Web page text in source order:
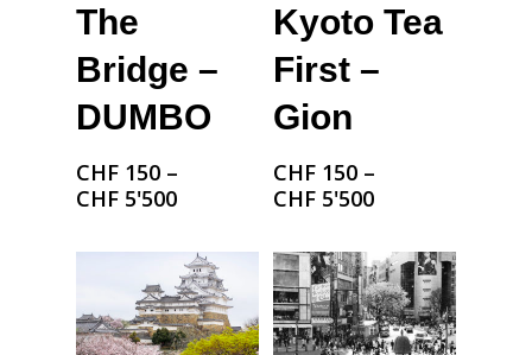
The
Bridge –
DUMBO
CHF 150 –
CHF 5'500
Kyoto Tea
First –
Gion
CHF 150 –
CHF 5'500